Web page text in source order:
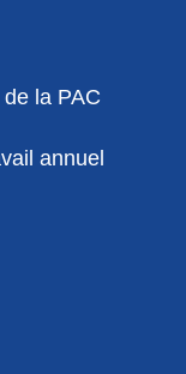
la PAC
annuel